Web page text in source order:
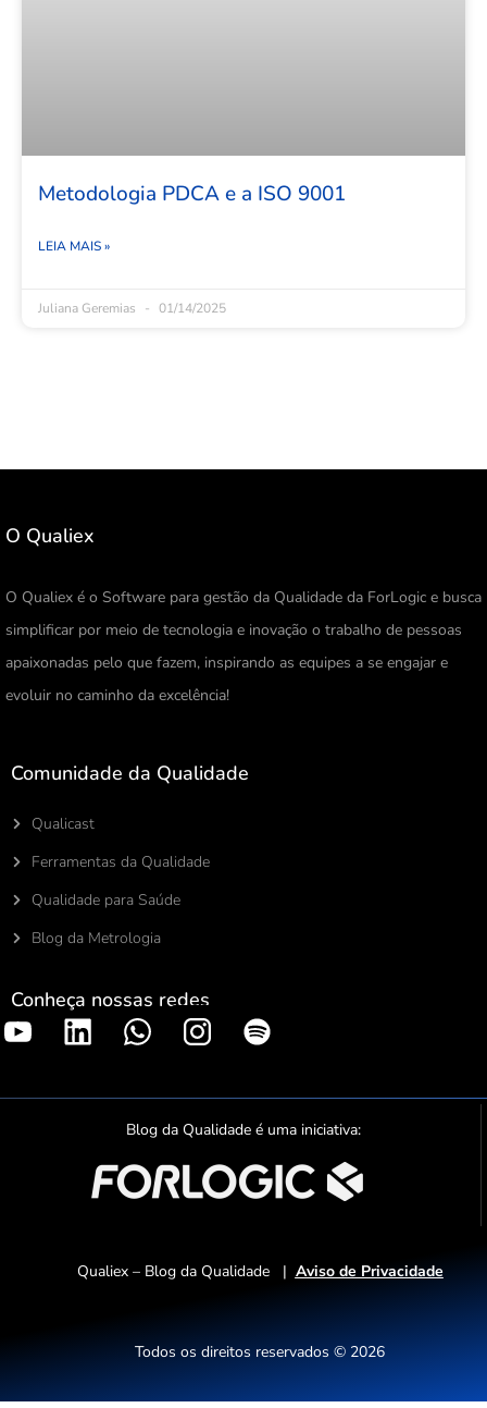
Metodologia PDCA e a ISO 9001
LEIA MAIS »
Juliana Geremias 01/14/2025
O Qualiex
O Qualiex é o Software para gestão da Qualidade da ForLogic e busca
simplificar por meio de tecnologia e inovação o trabalho de pessoas
apaixonadas pelo que fazem, inspirando as equipes a se engajar e
evoluir no caminho da excelência!
Comunidade da Qualidade
Qualicast
Ferramentas da Qualidade
Qualidade para Saúde
Blog da Metrologia
Conheça nossas redes
S
o
t
f
y
Blog da Qualidade é uma iniciativa:
Qualiex – Blog da Qualidade | Aviso de Privacidade
Todos os direitos reservados © 2026